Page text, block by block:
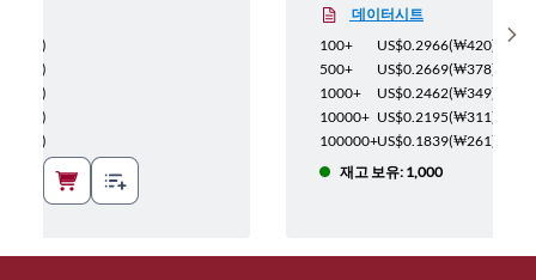
)
)
)
)
)
데이터시트
100+
US$0.2966(₩420)
500+
US$0.2669(₩378)
1000+
US$0.2462(₩349)
10000+ US$0.2195(₩311)
100000+US$0.1839(₩261)
재고 보유: 1,000